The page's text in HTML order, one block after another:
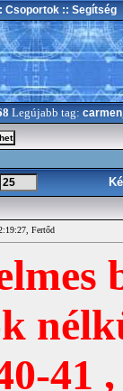
Csoportok :: Segítség
Legújabb tag:
Fertőd
41